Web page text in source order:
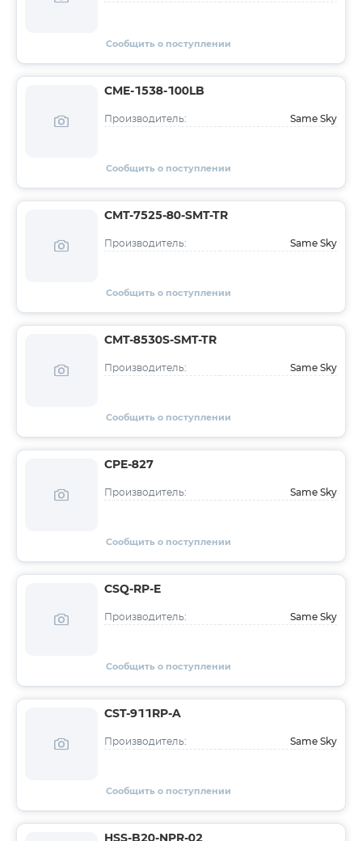
Сообщить о поступлении
CME-1538-100LB
Производитель: Same Sky
Сообщить о поступлении
CMT-7525-80-SMT-TR
Производитель: Same Sky
Сообщить о поступлении
CMT-8530S-SMT-TR
Производитель: Same Sky
Сообщить о поступлении
CPE-827
Производитель: Same Sky
Сообщить о поступлении
CSQ-RP-E
Производитель: Same Sky
Сообщить о поступлении
CST-911RP-A
Производитель: Same Sky
Сообщить о поступлении
HSS-B20-NPR-02